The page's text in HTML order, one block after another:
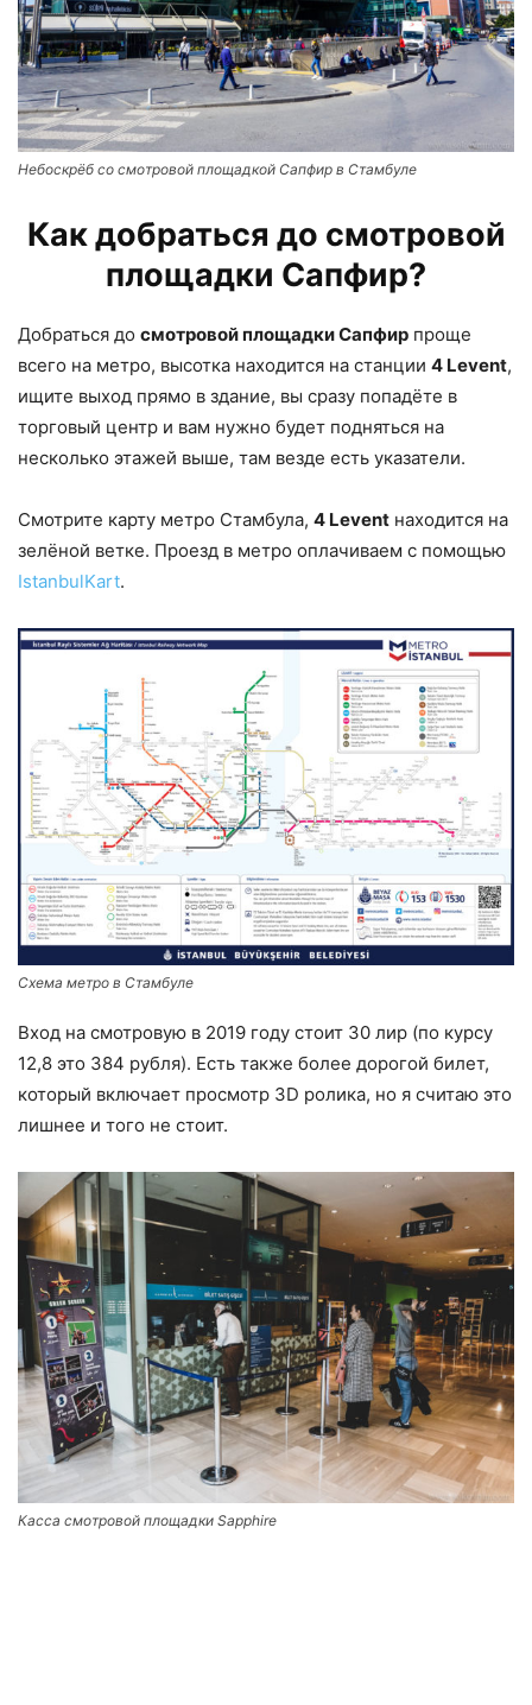
Небоскрёб со смотровой площадкой Сапфир в Стамбуле
Как добраться до смотровой
площадки Сапфир?
Добраться до смотровой площадки Сапфир проще
всего на метро, высотка находится на станции 4 Levent,
ищите выход прямо в здание, вы сразу попадёте в
торговый центр и вам нужно будет подняться на
несколько этажей выше, там везде есть указатели.
Смотрите карту метро Стамбула, 4 Levent находится на
зелёной ветке. Проезд в метро оплачиваем с помощью
IstanbulKart.
Схема метро в Стамбуле
Вход на смотровую в 2019 году стоит 30 лир (по курсу
12,8 это 384 рубля). Есть также более дорогой билет,
который включает просмотр 3D ролика, но я считаю это
лишнее и того не стоит.
Касса смотровой площадки Sapphire